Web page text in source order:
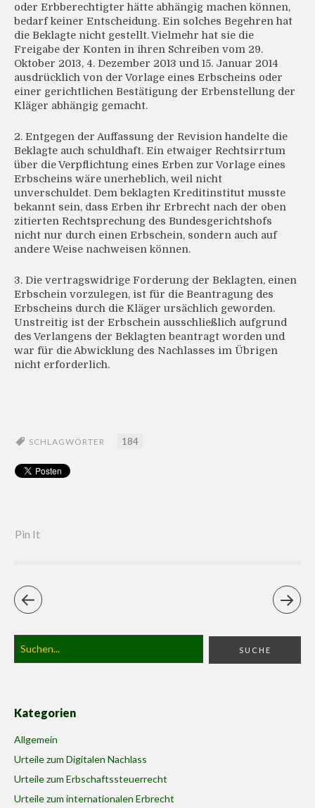
oder Erbberechtigter hätte abhängig machen können,
bedarf keiner Entscheidung. Ein solches Begehren hat
die Beklagte nicht gestellt. Vielmehr hat sie die
Freigabe der Konten in ihren Schreiben vom 29.
Oktober 2013, 4. Dezember 2013 und 15. Januar 2014
ausdrücklich von der Vorlage eines Erbscheins oder
einer gerichtlichen Bestätigung der Erbenstellung der
Kläger abhängig gemacht.
2. Entgegen der Auffassung der Revision handelte die
Beklagte auch schuldhaft. Ein etwaiger Rechtsirrtum
über die Verpflichtung eines Erben zur Vorlage eines
Erbscheins wäre unerheblich, weil nicht
unverschuldet. Dem beklagten Kreditinstitut musste
bekannt sein, dass Erben ihr Erbrecht nach der oben
zitierten Rechtsprechung des Bundesgerichtshofs
nicht nur durch einen Erbschein, sondern auch auf
andere Weise nachweisen können.
3. Die vertragswidrige Forderung der Beklagten, einen
Erbschein vorzulegen, ist für die Beantragung des
Erbscheins durch die Kläger ursächlich geworden.
Unstreitig ist der Erbschein ausschließlich aufgrund
des Verlangens der Beklagten beantragt worden und
war für die Abwicklung des Nachlasses im Übrigen
nicht erforderlich.
SCHLAGWÖRTER 184
Pin It
Kategorien
Allgemein
Urteile zum Digitalen Nachlass
Urteile zum Erbschaftssteuerrecht
Urteile zum internationalen Erbrecht